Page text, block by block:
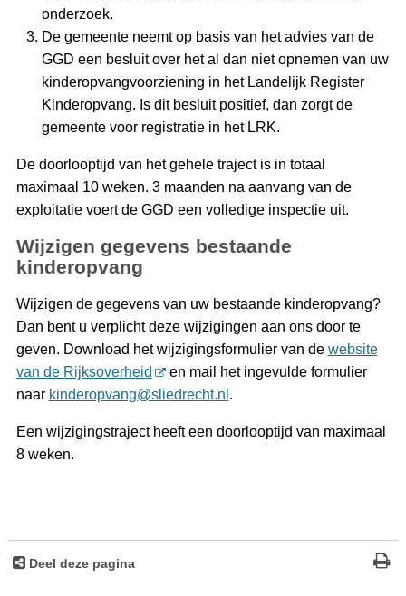
onderzoek.
De gemeente neemt op basis van het advies van de
GGD een besluit over het al dan niet opnemen van uw
kinderopvangvoorziening in het Landelijk Register
Kinderopvang. Is dit besluit positief, dan zorgt de
gemeente voor registratie in het LRK.
De doorlooptijd van het gehele traject is in totaal
maximaal 10 weken. 3 maanden na aanvang van de
exploitatie voert de GGD een volledige inspectie uit.
Wijzigen gegevens bestaande
kinderopvang
Wijzigen de gegevens van uw bestaande kinderopvang?
Dan bent u verplicht deze wijzigingen aan ons door te
geven. Download het wijzigingsformulier van de website
van de Rijksoverheid
en mail het ingevulde formulier
naar kinderopvang@sliedrecht.nl .
Een wijzigingstraject heeft een doorlooptijd van maximaal
8 weken.
Deel deze pagina